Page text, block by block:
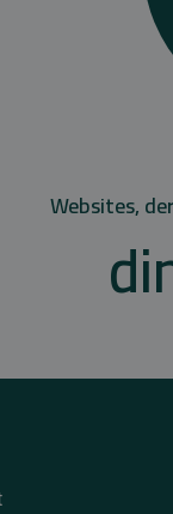
Websites,